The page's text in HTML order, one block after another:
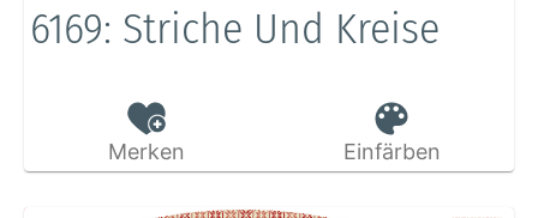
6169: Striche Und Kreise
Merken Einfärben